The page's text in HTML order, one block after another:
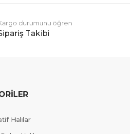
durumunu öğren
Takibi
Halılar